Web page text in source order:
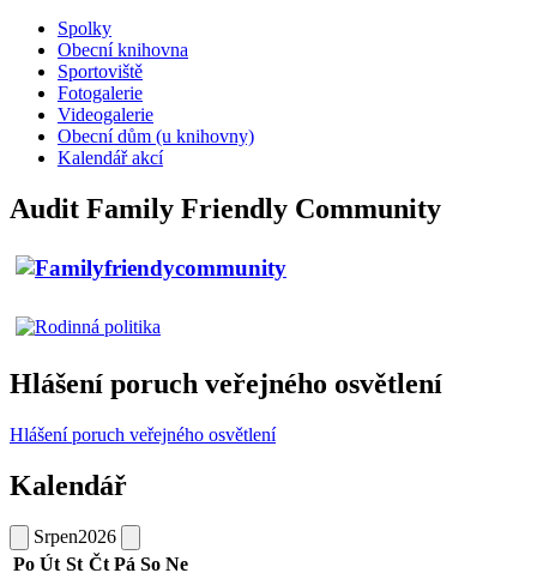
Spolky
Obecní knihovna
Sportoviště
Fotogalerie
Videogalerie
Obecní dům (u knihovny)
Kalendář akcí
Audit Family Friendly Community
Hlášení poruch veřejného osvětlení
Hlášení poruch veřejného osvětlení
Kalendář
Srpen2026
Po Út St Čt Pá So Ne